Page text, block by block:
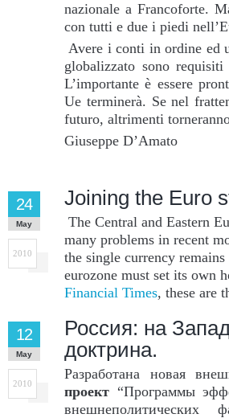
nazionale a Francoforte.
con tutti e due i piedi
Avere i conti in ordine ed
globalizzato sono requisiti
L’importante è essere
Ue terminerà. Se nel
futuro, altrimenti
Giuseppe D’Amato
Joining the Euro
24
May
2010
The Central and Eastern
many problems in recent
the single currency
eurozone must set its own
Financial Times, these are
Россия: на
доктрина.
12
May
2010
Разработана новая
проект “Программы
внешнеполитических